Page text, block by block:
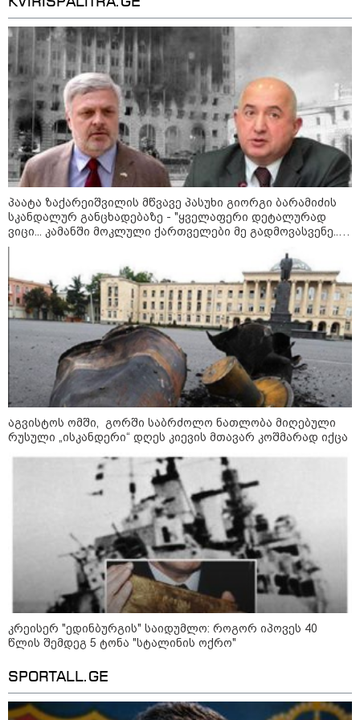
"სტუმართმოყვარე ხალხი ვართ
- რუსს, ყაზახს, უკრაინელს,
შვეიცარიელს, იტალიელს,
ამერიკელს, შეუძლია
ჩამოვიდეს, დახარჯოს ფული...
არავინ შეზღუდული არაა" -
კალაძე
კატეგორიის ყველა სიახლე
„რიკოთის მსგავსი რთული
საინჟინრო ობიექტების მოვლა-
პატრონობა განსაკუთრებულ
პასუხისმგებლობას მოითხოვს“-
რატომ გახდა საჭირო გზების
მოვლა-პატრონობისთვის
სახელმწიფო კომპანიის შექმნა
„რუსთაველზე მდებარე
სასტუმროები 40-50%-იან
გაუქმებებს იღებენ, საკმაოდ დიდი
ზარალისკენ წავალთ - მეგონა,
ვიღაც მოიფიქრებდა და ბიზნესს
შეხვდებოდა“
„ფასები 2-3 წელში გაორმაგდება“
- ლოკაციები თბილისის
შემოგარენში, სადაც შესაძლოა,
მიწები გაძვირდეს
სამართალი
პაატა ზაქარეიშვილის მწვავე პასუხი გიორგი ბარამიძის
სკანდალურ განცხადებაზე - "ყველაფერი დეტალურად
ვიცი... კამანში მოკლული ქართველები მე გადმოვასვენე...
ბარამიძე კი ტყუის"
აგვისტოს ომში, გორში საბრძოლო ნათლობა მიღებული
რუსული „ისკანდერი“ დღეს კიევის მთავარ კოშმარად იქცა
კრეისერ "ედინბურგის" საიდუმლო: როგორ იპოვეს 40
წლის შემდეგ 5 ტონა "სტალინის ოქრო"
SPORTALL.GE